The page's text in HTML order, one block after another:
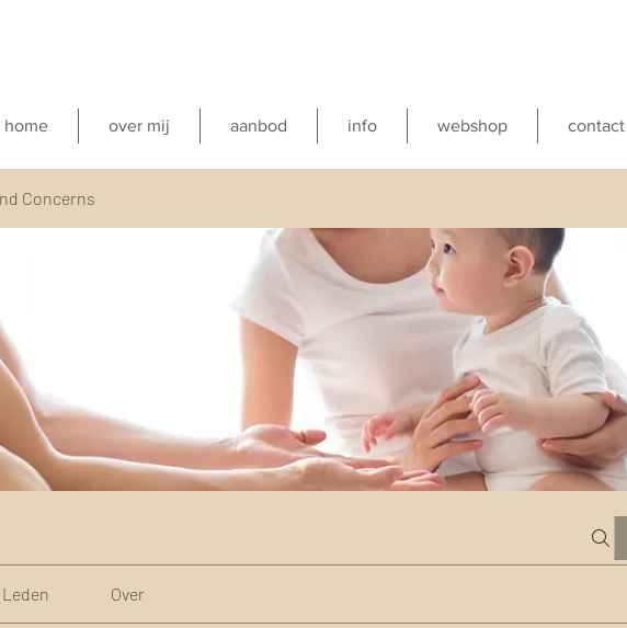
home over mij aanbod info webshop contact
Concerns
Leden Over